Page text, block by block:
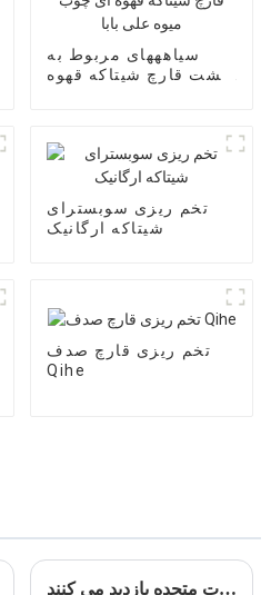
سیاهههای مربوط به
کشت قارچ شیتاکه قهوه
تخم ریزی سوبسترای
شیتاکه ارگانیک
تخم ریزی قارچ صدف
Qihe
آقای سو جیانچانگ و هیئت او از ایالات متحده بازدید می کنند